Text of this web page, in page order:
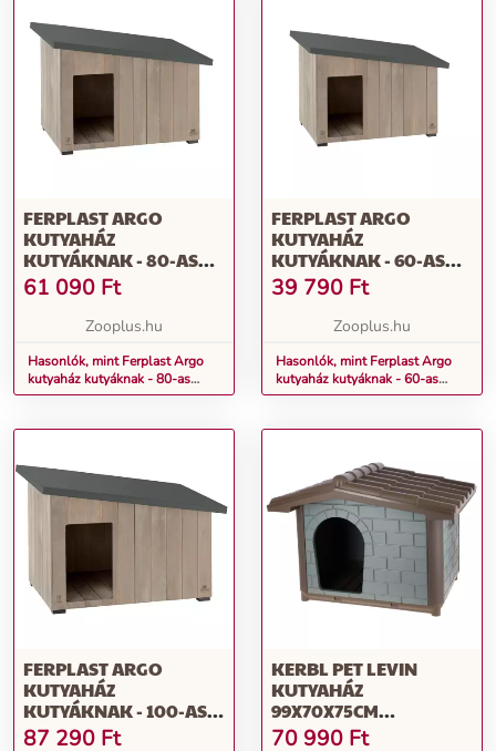
FERPLAST ARGO
KUTYAHÁZ
KUTYÁKNAK - 80-AS
MÉRET: SZ 95,5 X M 62,5
X M 67 CM
61 090 Ft
Zooplus.hu
Hasonlók, mint Ferplast Argo
kutyaház kutyáknak - 80-as
méret: Sz 95,5 x M 62,5 x M 67
FERPLAST ARGO
KUTYAHÁZ
KUTYÁKNAK - 60-AS
MÉRET: SZ 69,5 X M 54,5
X M 52 CM
39 790 Ft
Zooplus.hu
Hasonlók, mint Ferplast Argo
kutyaház kutyáknak - 60-as
méret: Sz 69,5 x M 54,5 x M 52
FERPLAST ARGO
KUTYAHÁZ
KUTYÁKNAK - 100-AS
MÉRET: SZ 114,5 X M 73 X
87 290 Ft
KERBL PET LEVIN
KUTYAHÁZ
99X70X75CM
KUTYÁKNAK
70 990 Ft